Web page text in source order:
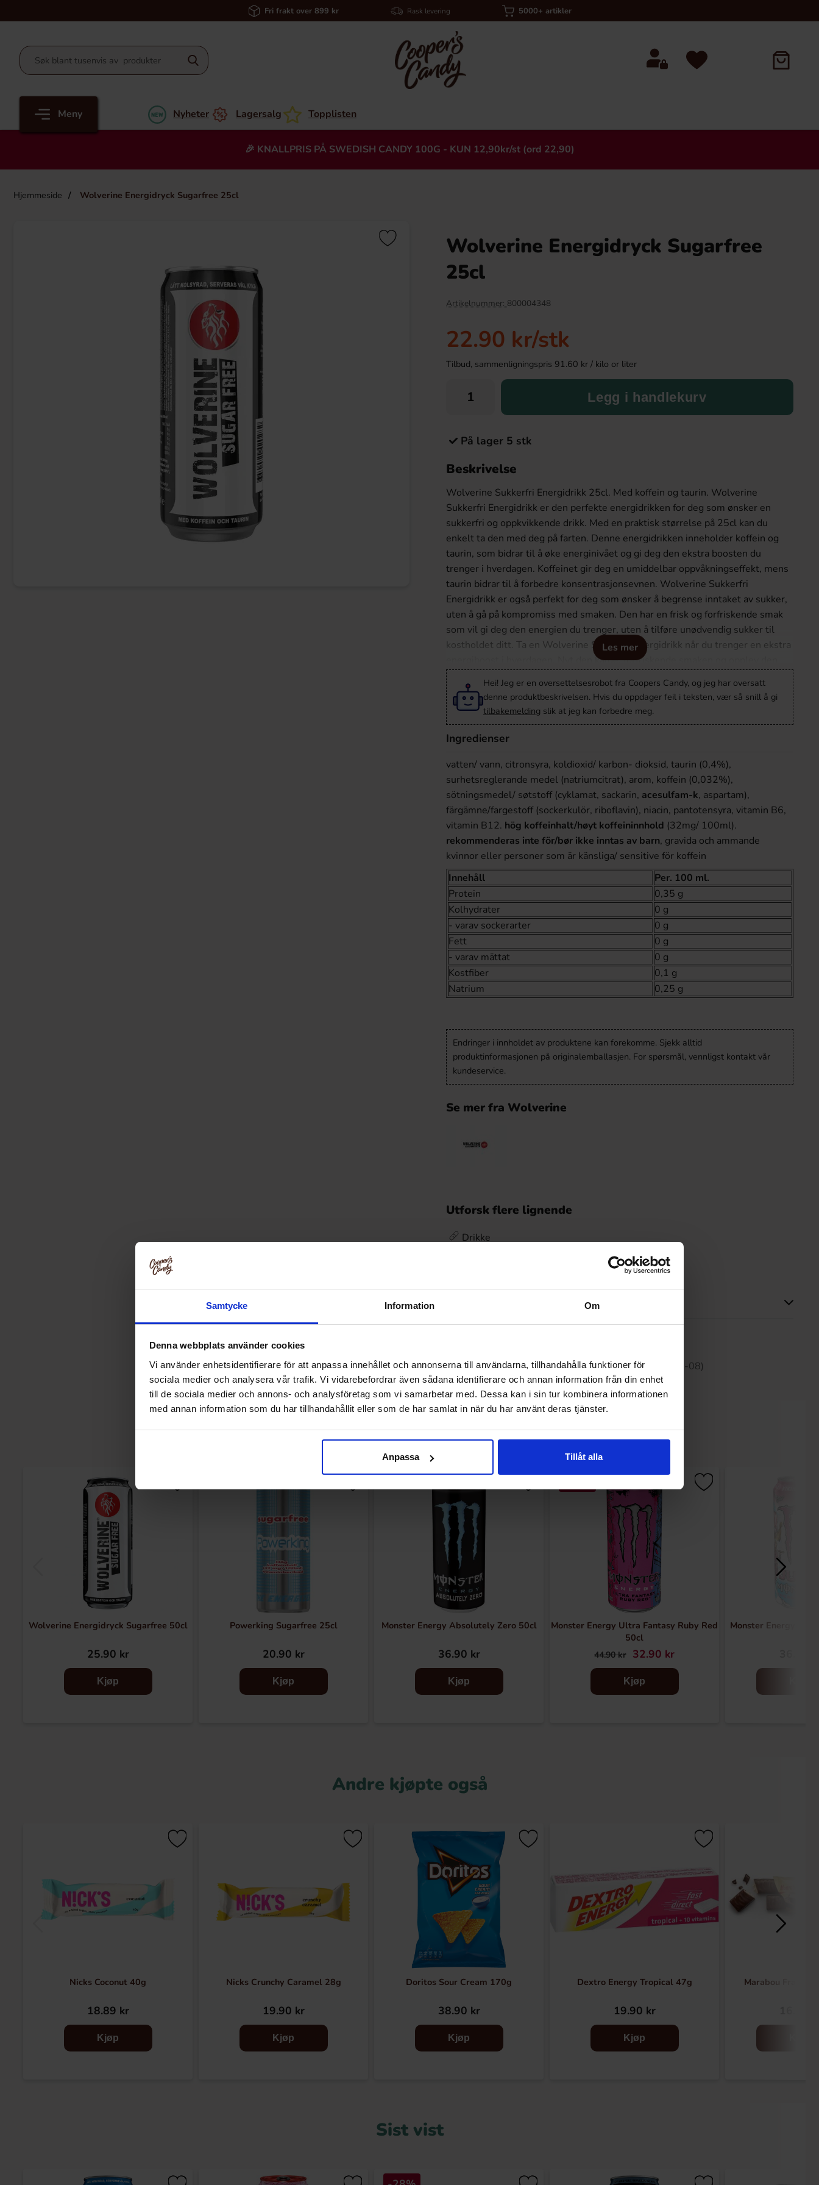
Samtycke Information Om
Denna webbplats använder cookies
Vi använder enhetsidentifierare för att anpassa innehållet och annonserna till användarna, tillhandahålla funktioner för
sociala medier och analysera vår trafik. Vi vidarebefordrar även sådana identifierare och annan information från din enhet
till de sociala medier och annons- och analysföretag som vi samarbetar med. Dessa kan i sin tur kombinera informationen
med annan information som du har tillhandahållit eller som de har samlat in när du har använt deras tjänster.
Anpassa Tillåt alla
Fri frakt over 899 kr Rask levering 5000+ artikler
Meny Nyheter Lagersalg Topplisten
🎉 KNALLPRIS PÅ SWEDISH CANDY 100G - KUN 12,90kr/st (ord 22,90)
Hjemmeside Wolverine Energidryck Sugarfree 25cl
Heading
San Pellegrino Limonata Zero 33cl
29.90 kr
Original Gourmet Lollipops (1st)
10.90 kr
Wolverine Energidryck Sugarfree
25cl
Artikelnummer: 800004348
22.90 kr/stk
Tilbud, sammenligningspris 91.60 kr / kilo or liter
Legg i handlekurv
På lager 5 stk
Beskrivelse
Wolverine Sukkerfri Energidrikk 25cl. Med koffein og taurin. Wolverine
Sukkerfri Energidrikk er den perfekte energidrikken for deg som ønsker en
sukkerfri og oppkvikkende drikk. Med en praktisk størrelse på 25cl kan du
enkelt ta den med deg på farten. Denne energidrikken inneholder koffein og
taurin, som bidrar til å øke energinivået og gi deg den ekstra boosten du
trenger i hverdagen. Koffeinet gir deg en umiddelbar oppvåkningseffekt, mens
taurin bidrar til å forbedre konsentrasjonsevnen. Wolverine Sukkerfri
Energidrikk er også perfekt for deg som ønsker å begrense inntaket av sukker,
uten å gå på kompromiss med smaken. Den har en frisk og forfriskende smak
som vil gi deg den energien du trenger, uten å tilføre unødvendig sukker til
kostholdet ditt. Ta en Wolverine Sukkerfri Energidrikk når du trenger en ekstra
energiboost i hverdagen. Nyt den kalde, forfriskende smaken og opplev den
økte energien den gir deg.
Les mer
Hei! Jeg er en oversettelsesrobot fra Coopers Candy, og jeg har oversatt
denne produktbeskrivelsen. Hvis du oppdager feil i teksten, vær så snill å gi
tilbakemelding slik at jeg kan forbedre meg.
Ingredienser
vatten/ vann, citronsyra, koldioxid/ karbon- dioksid, taurin (0,4%),
surhetsreglerande medel (natriumcitrat), arom, koffein (0,032%),
sötningsmedel/ søtstoff (cyklamat, sackarin, acesulfam-k, aspartam),
färgämne/fargestoff (sockerkulör, riboflavin), niacin, pantotensyra, vitamin B6,
vitamin B12. hög koffeinhalt/høyt koffeininnhold (32mg/ 100ml).
rekommenderas inte för/bør ikke inntas av barn, gravida och ammande
kvinnor eller personer som är känsliga/ sensitive för koffein
Innehåll
Per. 100 ml.
Protein
0,35 g
Kolhydrater
0 g
- varav sockerarter
0 g
Fett
0 g
- varav mättat
0 g
Kostfiber
0,1 g
Natrium
0,25 g
Endringer i innholdet av produktene kan forekomme. Sjekk alltid
produktinformasjonen på originalemballasjen. For spørsmål, vennligst kontakt vår
kundeservice.
Se mer fra Wolverine
Utforsk flere lignende
Drikke
Laveste pris de siste 30 dagene er 22.90 kr (2026-08-08)
Relaterte produkter
Wolverine Energidryck Sugarfree 50cl
25.90 kr
Kjøp
Powerking Sugarfree 25cl
20.90 kr
Kjøp
Monster Energy Absolutely Zero 50cl
36.90 kr
Kjøp
Monster Energy Ultra Fantasy Ruby Red
50cl
44.90 kr 32.90 kr
Kjøp
Monster Energy
Andre kjøpte også
Nicks Coconut 40g
18.89 kr
Kjøp
Nicks Crunchy Caramel 28g
19.90 kr
Kjøp
Doritos Sour Cream 170g
38.90 kr
Kjøp
Dextro Energy Tropical 47g
19.90 kr
Kjøp
Marabou Fransk
Sist vist